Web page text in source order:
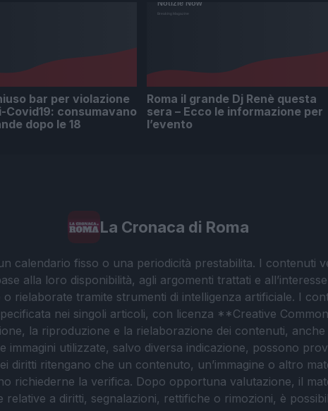
bar per violazione
Covid19: consumavano
dopo le 18
Roma il grande Dj Renè questa
sera – Ecco le informazione per
l’evento
La Cronaca di Roma
calendario fisso o una periodicità prestabilita. I contenuti
alla loro disponibilità, agli argomenti trattati e
rielaborate tramite strumenti di intelligenza artificiale. I
nei singoli articoli, con licenza **Creative
la riproduzione e la rielaborazione dei contenuti,
immagini utilizzate, salvo diversa indicazione, possono
diritti ritengano che un contenuto, un’immagine o altro
richiederne la verifica. Dopo opportuna valutazione, il
a diritti, segnalazioni, rettifiche o rimozioni, è